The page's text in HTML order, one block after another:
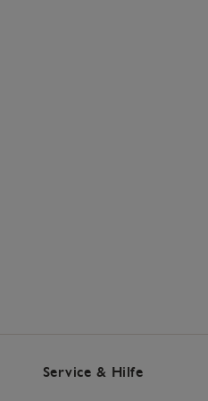
Service & Hilfe